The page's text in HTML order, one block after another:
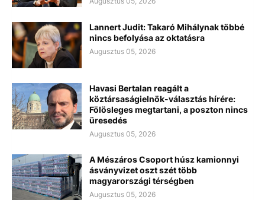
Lannert Judit: Takaró Mihálynak többé
nincs befolyása az oktatásra
Augusztus 05, 2026
Havasi Bertalan reagált a
köztársaságielnök-választás hírére:
Fölösleges megtartani, a poszton nincs
üresedés
Augusztus 05, 2026
A Mészáros Csoport húsz kamionnyi
ásványvizet oszt szét több
magyarországi térségben
Augusztus 05, 2026